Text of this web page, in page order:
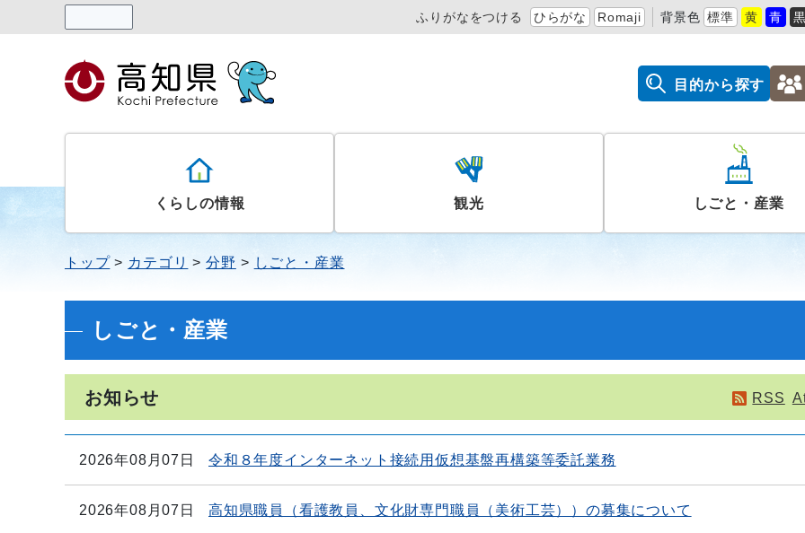
ふりがなをつける ひらがな Romaji 背景色 標準 黄 青
目的から探す
くらしの情報 観光 しごと・産業
トップ カテゴリ 分野 しごと・産業
しごと・産業
お知らせ RSS
2026年08月07日 令和８年度インターネット接続用仮想基盤再構築等委託業務
2026年08月07日 高知県職員（看護教員、文化財専門職員（美術工芸））の募集について